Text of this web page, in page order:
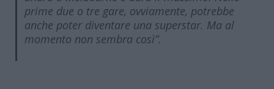
prime due o tre gare, ovviamente, potrebbe
anche poter diventare una superstar. Ma al
momento non sembra così”.